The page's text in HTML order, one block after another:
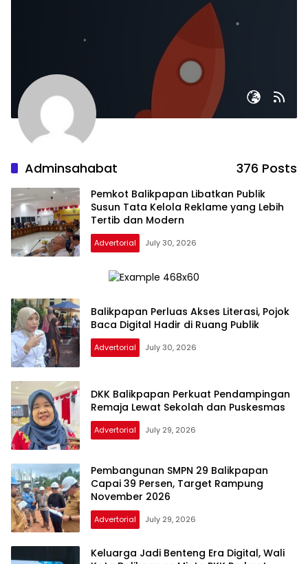
Adminsahabat 376 Posts
Pemkot Balikpapan Libatkan Publik
Susun Tata Kelola Reklame yang Lebih
Tertib dan Modern
Advertorial July 30, 2026
Balikpapan Perluas Akses Literasi, Pojok
Baca Digital Hadir di Ruang Publik
Advertorial July 30, 2026
DKK Balikpapan Perkuat Pendampingan
Remaja Lewat Sekolah dan Puskesmas
Advertorial July 29, 2026
Pembangunan SMPN 29 Balikpapan
Capai 39 Persen, Target Rampung
November 2026
Advertorial July 29, 2026
Keluarga Jadi Benteng Era Digital, Wali